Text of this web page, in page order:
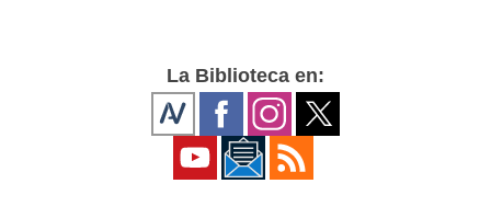
La Biblioteca en: